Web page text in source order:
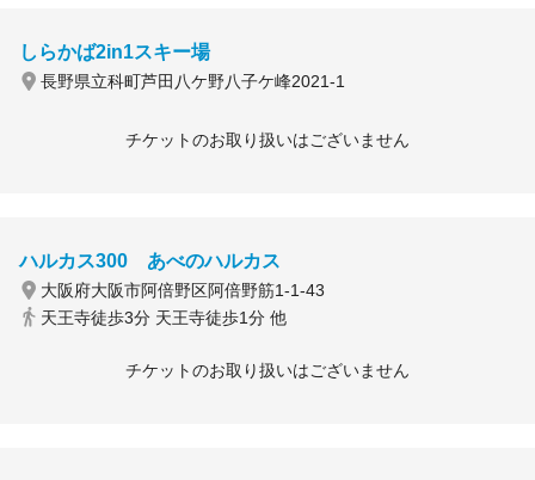
しらかば2in1スキー場
長野県立科町芦田八ケ野八子ケ峰2021-1
チケットのお取り扱いはございません
ハルカス300 あべのハルカス
大阪府大阪市阿倍野区阿倍野筋1-1-43
天王寺徒歩3分 天王寺徒歩1分 他
チケットのお取り扱いはございません